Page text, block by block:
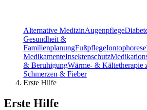
Alternative MedizinAugenpflege
Gesundheit &
FamilienplanungFußpflegeIontophorese
MedikamenteInsektenschutz
& BeruhigungWärme- & Kältetherapie
Schmerzen & Fieber
Erste Hilfe
Erste Hilfe